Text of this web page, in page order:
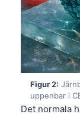
Figur 2:
uppenbar i
Det normala